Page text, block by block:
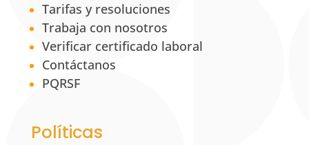
Tarifas y resoluciones
Trabaja con nosotros
Verificar certificado laboral
Contáctanos
PQRSF
Políticas